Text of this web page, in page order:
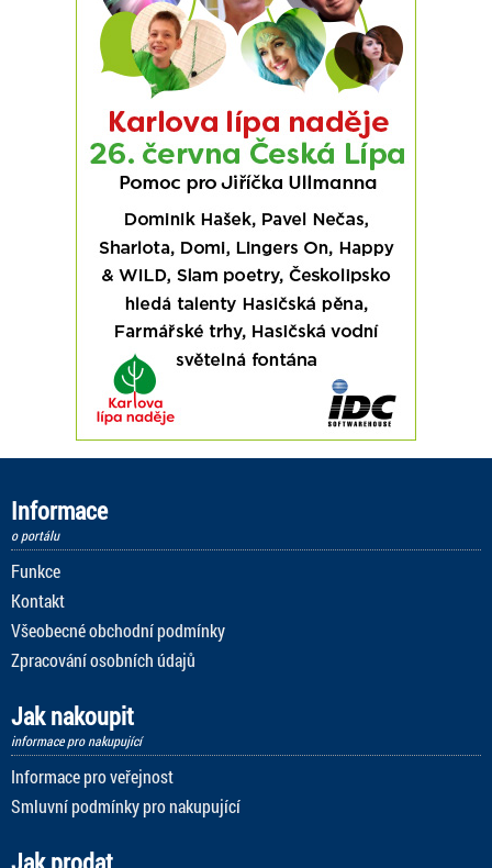
Informace
o portálu
Funkce
Kontakt
Všeobecné obchodní podmínky
Zpracování osobních údajů
Jak nakoupit
informace pro nakupující
Informace pro veřejnost
Smluvní podmínky pro nakupující
Jak prodat